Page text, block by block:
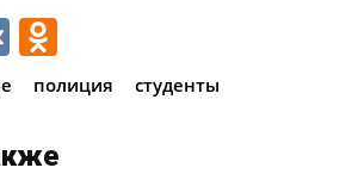
VK
полиция студенты